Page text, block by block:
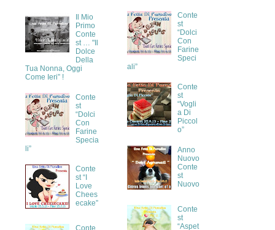
Il Mio
Primo
Conte
st … "Il
Dolce
Della
Tua Nonna, Oggi
Come Ieri” !
Conte
st
“Dolci
Con
Farine
Specia
li”
Conte
st “I
Love
Chees
ecake”
Conte
Conte
st
“Dolci
Con
Farine
Speci
ali”
Conte
st
“Vogli
a Di
Piccol
o”
Anno
Nuovo
Conte
st
Nuovo
Conte
st
“Aspet